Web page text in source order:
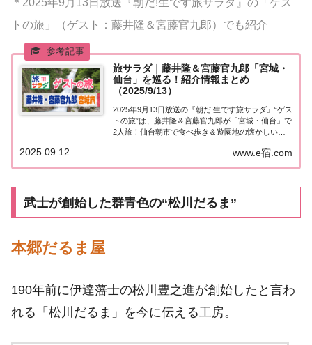
トの旅」（ゲスト：藤井隆＆宮藤官九郎）でも紹介
旅サラダ｜藤井隆＆宮藤官九郎「宮城・
仙台」を巡る！紹介情報まとめ
（2025/9/13）
2025年9月13日放送の『朝だ!生です旅サラダ』“ゲス
トの旅”は、藤井隆＆宮藤官九郎が「宮城・仙台」で
2人旅！仙台朝市で食べ歩き＆遊園地の懐かしいア
店で日本酒を飲みながら語り合う！訪れたスポット
www.e宿.com
2025.09.12
武士が創始した群青色の“松川だるま”
本郷だるま屋
190年前に伊達藩士の松川豊之進が創始したと言わ
れる「松川だるま」を今に伝える工房。